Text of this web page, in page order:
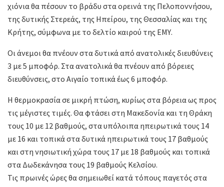
χιόνια θα πέσουν το βράδυ στα ορεινά της Πελοποννήσου,
της δυτικής Στερεάς, της Ηπείρου, της Θεσσαλίας και της
Κρήτης, σύμφωνα με το δελτίο καιρού της ΕΜΥ.
Οι άνεμοι θα πνέουν στα δυτικά από ανατολικές διευθύνεις
3 με 5 μποφόρ. Στα ανατολικά θα πνέουν από βόρειες
διευθύνσεις, στο Αιγαίο τοπικά έως 6 μποφόρ.
Η θερμοκρασία σε μικρή πτώση, κυρίως στα βόρεια ως προς
τις μέγιστες τιμές. Θα φτάσει στη Μακεδονία και τη Θράκη
τους 10 με 12 βαθμούς, στα υπόλοιπα ηπειρωτικά τους 14
με 16 και τοπικά στα δυτικά ηπειρωτικά τους 17 βαθμούς
και στη νησιωτική χώρα τους 17 με 18 βαθμούς και τοπικά
στα Δωδεκάνησα τους 19 βαθμούς Κελσίου.
Τις πρωινές ώρες θα σημειωθεί κατά τόπους παγετός στα